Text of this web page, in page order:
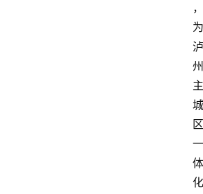
，
为
泸
州
主
城
区
一
体
化